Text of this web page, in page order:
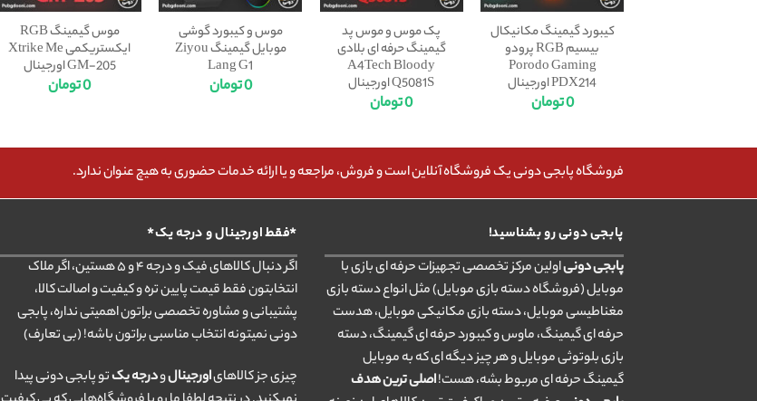
کیبورد گیمینگ مکانیکال
بیسیم RGB پرودو
Porodo Gaming
PDX214 اورجینال
0تومان
پک موس و موس پد
گیمینگ حرفه ای بلادی
A4Tech Bloody
Q5081S اورجینال
0تومان
موس و کیبورد گوشی
موبایل گیمینگ Ziyou
Lang G1
0تومان
موس گیمینگ RGB
ایکستریکمی Xtrike Me
GM-205 اورجینال
0تومان
فروشگاه پابجی دونی یک فروشگاه آنلاین است و فروش، مراجعه و یا ارائه خدمات حضوری به هیچ عنوان ندارد.
پابجی دونی رو بشناسید!
پابجی دونیاولین مرکز تخصصی تجهیزات حرفه ای بازی با
موبایل (فروشگاه دسته بازی موبایل) مثل انواع دسته بازی
مغناطیسی موبایل، دسته بازی مکانیکی موبایل، هدست
حرفه ای گیمینگ، ماوس و کیبورد حرفه ای گیمینگ، دسته
بازی بلوتوثی موبایل و هر چیز دیگه ای که به موبایل
گیمینگ حرفه ای مربوط بشه، هست!اصلی ترین هدف
*فقط اورجینال و درجه یک*
اگر دنبال کالاهای فیک و درجه ۴ و ۵ هستین، اگر ملاک
انتخابتون فقط قیمت پایین تره و کیفیت و اصالت کالا،
پشتیبانی و مشاوره تخصصی براتون اهمیتی نداره، پابجی
دونی نمیتونه انتخاب مناسبی براتون باشه! (بی تعارف)
چیزی جز کالاهایاورجینالودرجه یکتو پابجی دونی پیدا